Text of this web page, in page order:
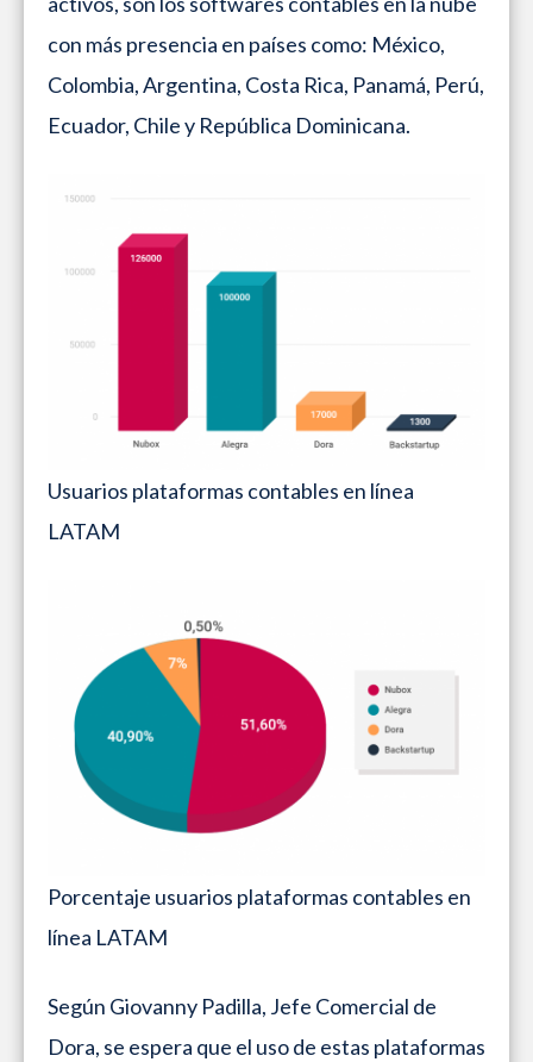
con más presencia en países como: México,
Colombia, Argentina, Costa Rica, Panamá, Perú,
Ecuador, Chile y República Dominicana.
Usuarios plataformas contables en línea
LATAM
Porcentaje usuarios plataformas contables en
línea LATAM
Según Giovanny Padilla, Jefe Comercial de
Dora, se espera que el uso de estas plataformas